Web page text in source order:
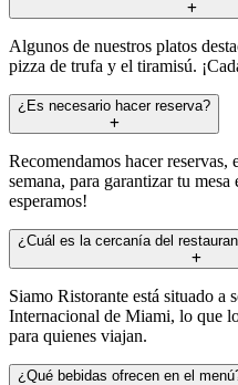
Algunos de nuestros platos
pizza de trufa y el tiramisú.
¿Es necesario hacer reserva?
Recomendamos hacer reservas,
semana, para garantizar tu mesa
esperamos!
¿Cuál es la cercanía del
Siamo Ristorante está situado a
Internacional de Miami, lo que
para quienes viajan.
¿Qué bebidas ofrecen en el